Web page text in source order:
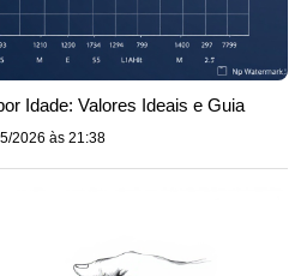
Idade: Valores Ideais e Guia
2026 às 21:38